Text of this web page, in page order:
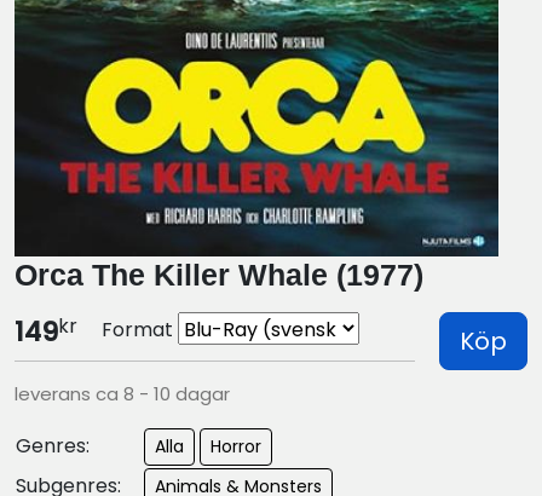
Orca The Killer Whale (1977)
149kr Format Köp
leverans ca 8 - 10 dagar
Genres: Alla Horror
Subgenres: Animals & Monsters